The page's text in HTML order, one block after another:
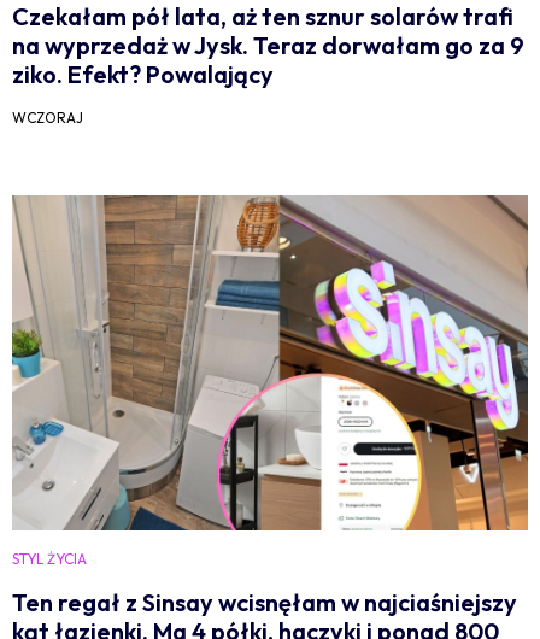
Czekałam pół lata, aż ten sznur solarów trafi
na wyprzedaż w Jysk. Teraz dorwałam go za 9
ziko. Efekt? Powalający
WCZORAJ
STYL ŻYCIA
Ten regał z Sinsay wcisnęłam w najciaśniejszy
kąt łazienki. Ma 4 półki, haczyki i ponad 800